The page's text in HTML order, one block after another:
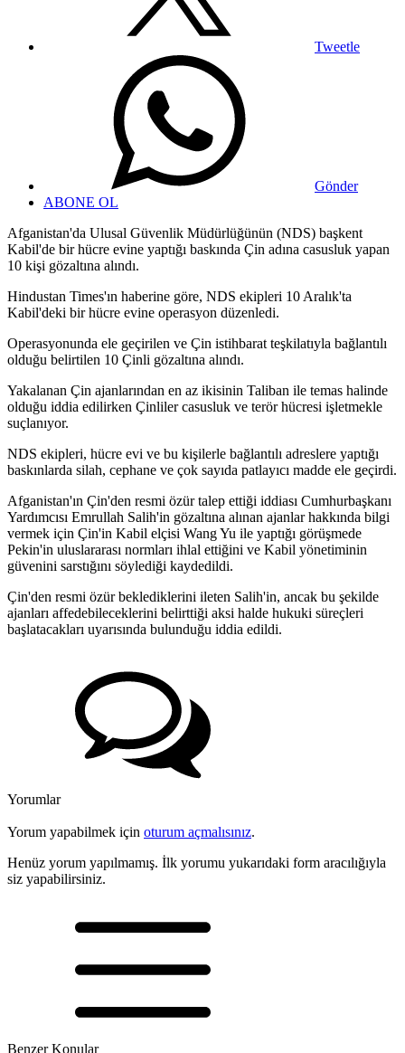
Tweetle
Gönder
ABONE OL
Afganistan'da Ulusal Güvenlik Müdürlüğünün (NDS) başkent
Kabil'de bir hücre evine yaptığı baskında Çin adına casusluk yapan
10 kişi gözaltına alındı.
Hindustan Times'ın haberine göre, NDS ekipleri 10 Aralık'ta
Kabil'deki bir hücre evine operasyon düzenledi.
Operasyonunda ele geçirilen ve Çin istihbarat teşkilatıyla bağlantılı
olduğu belirtilen 10 Çinli gözaltına alındı.
Yakalanan Çin ajanlarından en az ikisinin Taliban ile temas halinde
olduğu iddia edilirken Çinliler casusluk ve terör hücresi işletmekle
suçlanıyor.
NDS ekipleri, hücre evi ve bu kişilerle bağlantılı adreslere yaptığı
baskınlarda silah, cephane ve çok sayıda patlayıcı madde ele geçirdi.
Afganistan'ın Çin'den resmi özür talep ettiği iddiası Cumhurbaşkanı
Yardımcısı Emrullah Salih'in gözaltına alınan ajanlar hakkında bilgi
vermek için Çin'in Kabil elçisi Wang Yu ile yaptığı görüşmede
Pekin'in uluslararası normları ihlal ettiğini ve Kabil yönetiminin
güvenini sarstığını söylediği kaydedildi.
Çin'den resmi özür beklediklerini ileten Salih'in, ancak bu şekilde
ajanları affedebileceklerini belirttiği aksi halde hukuki süreçleri
başlatacakları uyarısında bulunduğu iddia edildi.
Yorumlar
Yorum yapabilmek için oturum açmalısınız.
Henüz yorum yapılmamış. İlk yorumu yukarıdaki form aracılığıyla
siz yapabilirsiniz.
Benzer Konular